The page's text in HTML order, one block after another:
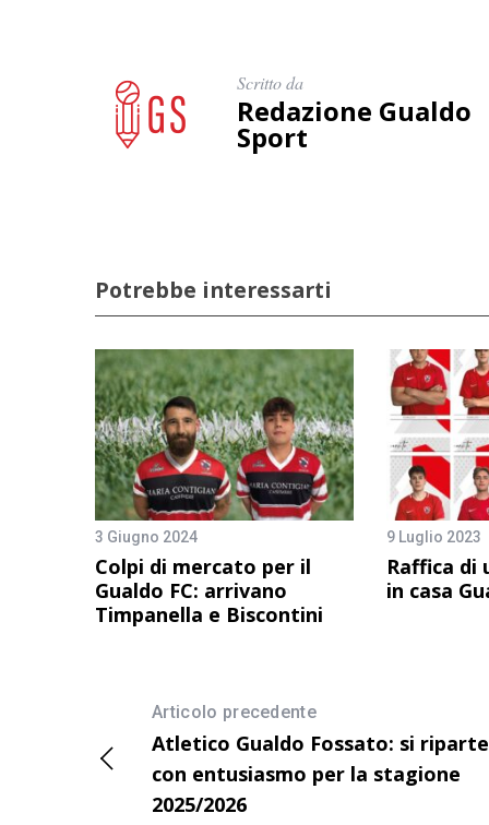
Scritto da
Redazione Gualdo
Sport
Potrebbe interessarti
3 Giugno 2024
Colpi di mercato per il
Gualdo FC: arrivano
Timpanella e Biscontini
9 Luglio 2023
Raffica di
in casa
Articolo precedente
Atletico Gualdo Fossato: si riparte
con entusiasmo per la stagione
2025/2026